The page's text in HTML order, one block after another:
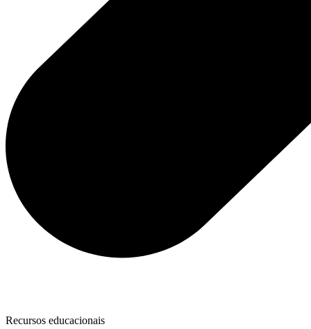
Recursos educacionais